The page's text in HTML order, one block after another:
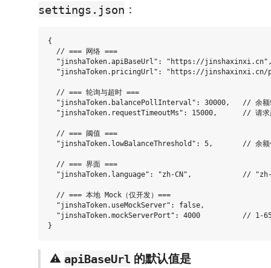
settings.json ：
{
  // === 网络 ===
"jinshaToken.apiBaseUrl": "https://
"jinshaToken.pricingUrl": "https://jinshaxinxi.cn/
  // === 轮询与超时 ===
"jinshaToken.balancePollInterval": 30000,   // 余额
"jinshaToken.requestTimeoutMs": 15000,      // 请求
  // === 阈值 ===
"jinshaToken.lowBalanceThreshold": 5,       // 余额
  // === 界面 ===
"jinshaToken.language": "zh-CN",            //
  // === 本地 Mock（仅开发）===
  "jinshaToken.useMockServer": false,
"jinshaToken.mockServerPort": 4000          // 1-
⚠️ apiBaseUrl 的默认值是